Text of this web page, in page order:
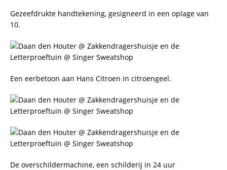
Gezeefdrukte handtekening, gesigneerd in een oplage van
10.
Een eerbetoon aan Hans Citroen in citroengeel.
De overschildermachine, een schilderij in 24 uur